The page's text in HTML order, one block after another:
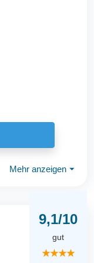
Mehr anzeigen ⏷
9,1/10
gut
★★★★